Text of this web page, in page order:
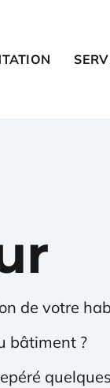
de votre
bâtiment ?